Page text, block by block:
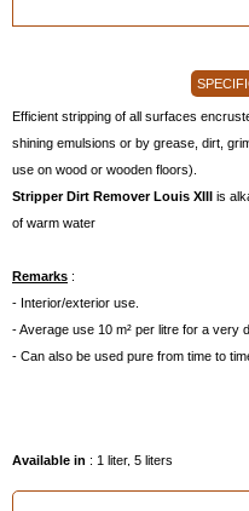
Efficient stripping of all surfaces
shining emulsions or by grease, dirt,
use on wood or wooden floors).
Stripper Dirt Remover Louis XIII is
of warm water
Remarks :
- Interior/exterior use.
- Average use 10 m² per litre for a very
- Can also be used pure from time to
Available in : 1 liter, 5 liters